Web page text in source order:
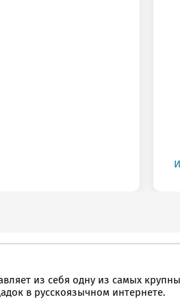
из себя одну из самых
в русскоязычном интернете.